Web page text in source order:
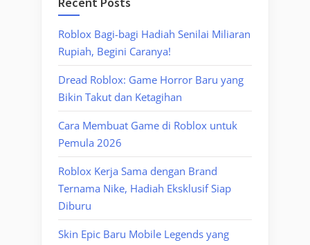
Roblox Bagi-bagi Hadiah Senilai Miliaran
Rupiah, Begini Caranya!
Dread Roblox: Game Horror Baru yang
Bikin Takut dan Ketagihan
Cara Membuat Game di Roblox untuk
Pemula 2026
Roblox Kerja Sama dengan Brand
Ternama Nike, Hadiah Eksklusif Siap
Diburu
Skin Epic Baru Mobile Legends yang